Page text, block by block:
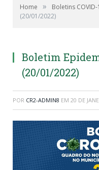
Home » Boletins
(20/01/2022)
Boletim
(20/01/2022)
POR CR2-ADMIN8 EM 20 DE